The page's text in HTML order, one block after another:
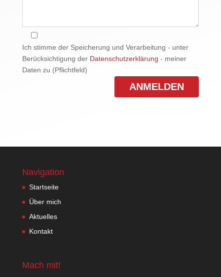
Ich stimme der Speicherung und Verarbeitung - unter
Berücksichtigung der Datenschutzerklärung - meiner
Daten zu (Pflichtfeld)
Navigation
Startseite
Über mich
Aktuelles
Kontakt
Mach mit!